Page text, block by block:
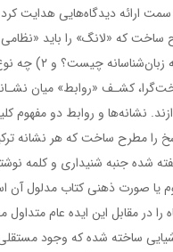
ارائه دیدگاه‌هایی هدایت کرد
ساخت که «لانگ» را باید
ایده کلی مجبور
کشـف «روابط» میان
نشانه‌ها و روابط دو
را مطرح ساخت که هر نشانه
جنبه شنیداری و کلمه
یا صورت ذهنی کتاب مدلول آن
را در مقابل این ایده عام
ساخته شده که وجود مستقلی